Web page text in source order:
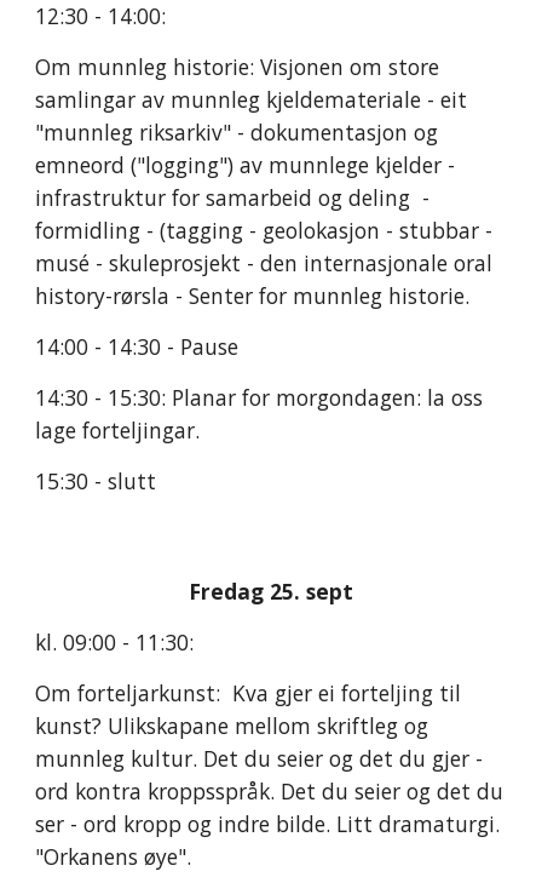
12:30 - 14:00:
Om munnleg historie: Visjonen om store
samlingar av munnleg kjeldemateriale - eit
"munnleg riksarkiv" - dokumentasjon og
emneord ("logging") av munnlege kjelder -
infrastruktur for samarbeid og deling  -
formidling - (tagging - geolokasjon - stubbar -
musé - skuleprosjekt - den internasjonale oral
history-rørsla - Senter for munnleg historie.
14:00 - 14:30 - Pause
14:30 - 15:30: Planar for morgondagen: la oss
lage forteljingar.
15:30 - slutt
Fredag 25. sept
kl. 09:00 - 11:30:
Om forteljarkunst:  Kva gjer ei forteljing til
kunst? Ulikskapane mellom skriftleg og
munnleg kultur. Det du seier og det du gjer -
ord kontra kroppsspråk. Det du seier og det du
ser - ord kropp og indre bilde. Litt dramaturgi.
"Orkanens øye".